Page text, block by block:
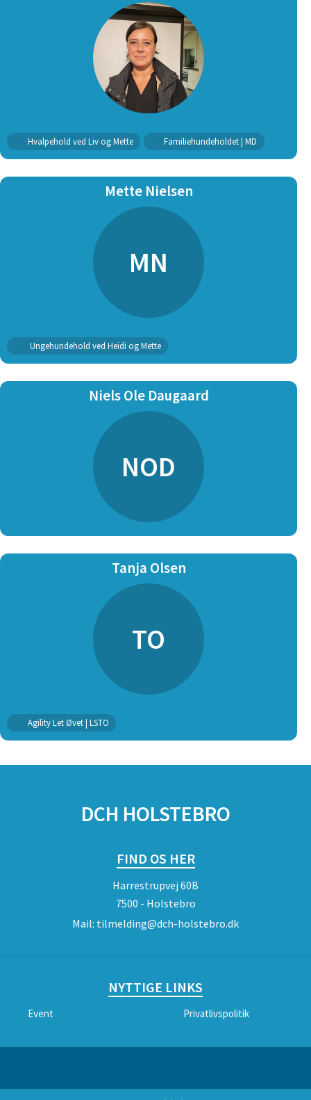
Hvalpehold ved Liv og Mette Familiehundeholdet | MD
Mette Nielsen
MN
Ungehundehold ved Heidi og Mette
Niels Ole Daugaard
NOD
Tanja Olsen
TO
Agility Let Øvet | LSTO
DCH HOLSTEBRO
FIND OS HER
Harrestrupvej 60B
7500 - Holstebro
Mail: tilmelding@dch-holstebro.dk
NYTTIGE LINKS
Event Privatlivspolitik